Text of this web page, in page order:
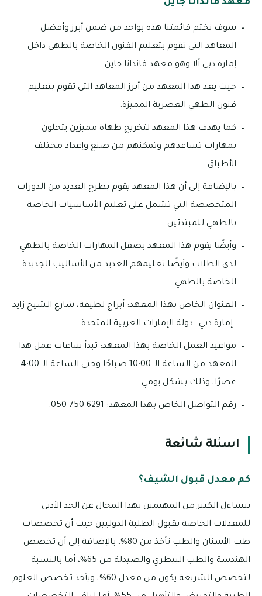
معهد فاندانا جاين
سوف نختم قائمتنا هذه بواحد من ضمن أبرز وأفضل
المعاهد التي تقوم بتعليم الفنون الخاصة بالطهي داخل
إمارة دبي ألا وهو معهد فاندانا جاين.
حيث يعد هذا المعهد من أبرز المعاهد التي تقوم بتعليم
فنون الطهي العصرية المميزة.
كما يهدف هذا المعهد لتخريج طهاة مميزين يتحلون
بمهارات تساعدهم وتمكنهم من صنع وإعداد مختلف
الأطباق.
بالإضافة إلى أن هذا المعهد يقوم بطرح العديد من الدورات
المتخصصة التي تشمل على تعليم الأساسيات الخاصة
بالطهي للمبتدئين.
وأيضًا يقوم هذا المعهد بصقل المهارات الخاصة بالطهي
لدى الطلاب وأيضًا تعليمهم العديد من الأساليب الجديدة
الخاصة بالطهي.
العنوان الخاص بهذا المعهد: أبراج لطيفة، شارع الشيخ زايد
ـ إمارة دبي ـ دولة الإمارات العربية المتحدة.
مواعيد العمل الخاصة بهذا المعهد: تبدأ ساعات عمل هذا
المعهد من الساعة الـ 10:00 صباحًا وحتى الساعة الـ 4:00
عصرًا، وذلك بشكل يومي.
رقم التواصل الخاص بهذا المعهد: 6291 750 050.
اسئلة شائعة
كم معدل قبول الشيف؟
يتساءل الكثير من المهتمين بهذا المجال عن الحد الأدنى
للمعدلات الخاصة بقبول الطلبة الدوليين حيث أن تخصصات
طب الأسنان والطب تأخذ من 80%، بالإضافة إلى أن تخصص
الهندسة والطب البيطري والصيدلة من 65%، أما بالنسبة
لتخصص الشريعة يكون من معدل 60%، ويأخذ تخصص العلوم